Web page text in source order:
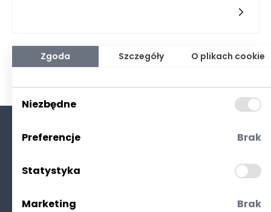
ust mogą pełnić ważną rolę w kompleksowym podejściu do
stomatologii, jak i eksperci w dziedzinie zdrowia publicznego
podkreślają, że podstawowymi elementami higieny jamy
ustnej pozostają mycie zębów pastą z fluorem oraz
stanowić wartościowe uzupełnienie tych działań, zwłaszcza w
przypadku osób narażonych na ryzyko chorób jamy ustnej.
Polityka prywatności
Zgoda Szczegóły O plikach cookie
Niezbędne
Preferencje Brak
Statystyka
Marketing Brak